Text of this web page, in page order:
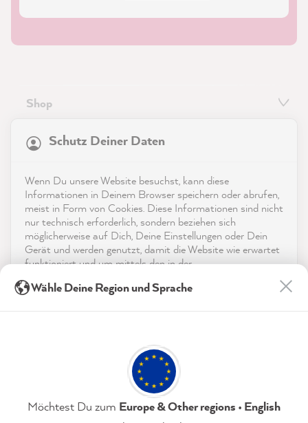
Shop
Service
Kontakt
App herunterladen
Auszeichnungen
Schutz Deiner Daten
Wenn Du unsere Website besuchst, kann diese
Informationen in Deinem Browser speichern oder abrufen,
meist in Form von Cookies. Diese Informationen sind nicht
nur technisch erforderlich, sondern beziehen sich
möglicherweise auf Dich, Deine Einstellungen oder Dein
Gerät und werden genutzt, damit die Website wie erwartet
funktioniert und um mittels den in der
der Webseite für deren Optimierung zu analysieren sowie
(jederzeit widerruflich) diesen Datenverarbeitungen
Datenschutzerklärung Impressum Einstellungen
reviews-io
Verifizierter Kunde
Die Farben haben sich sehr gut streichen
Ja Teilen
Facebook
Wähle Deine Region und Sprache
Möchtest Du zum Europe & Other regions • English